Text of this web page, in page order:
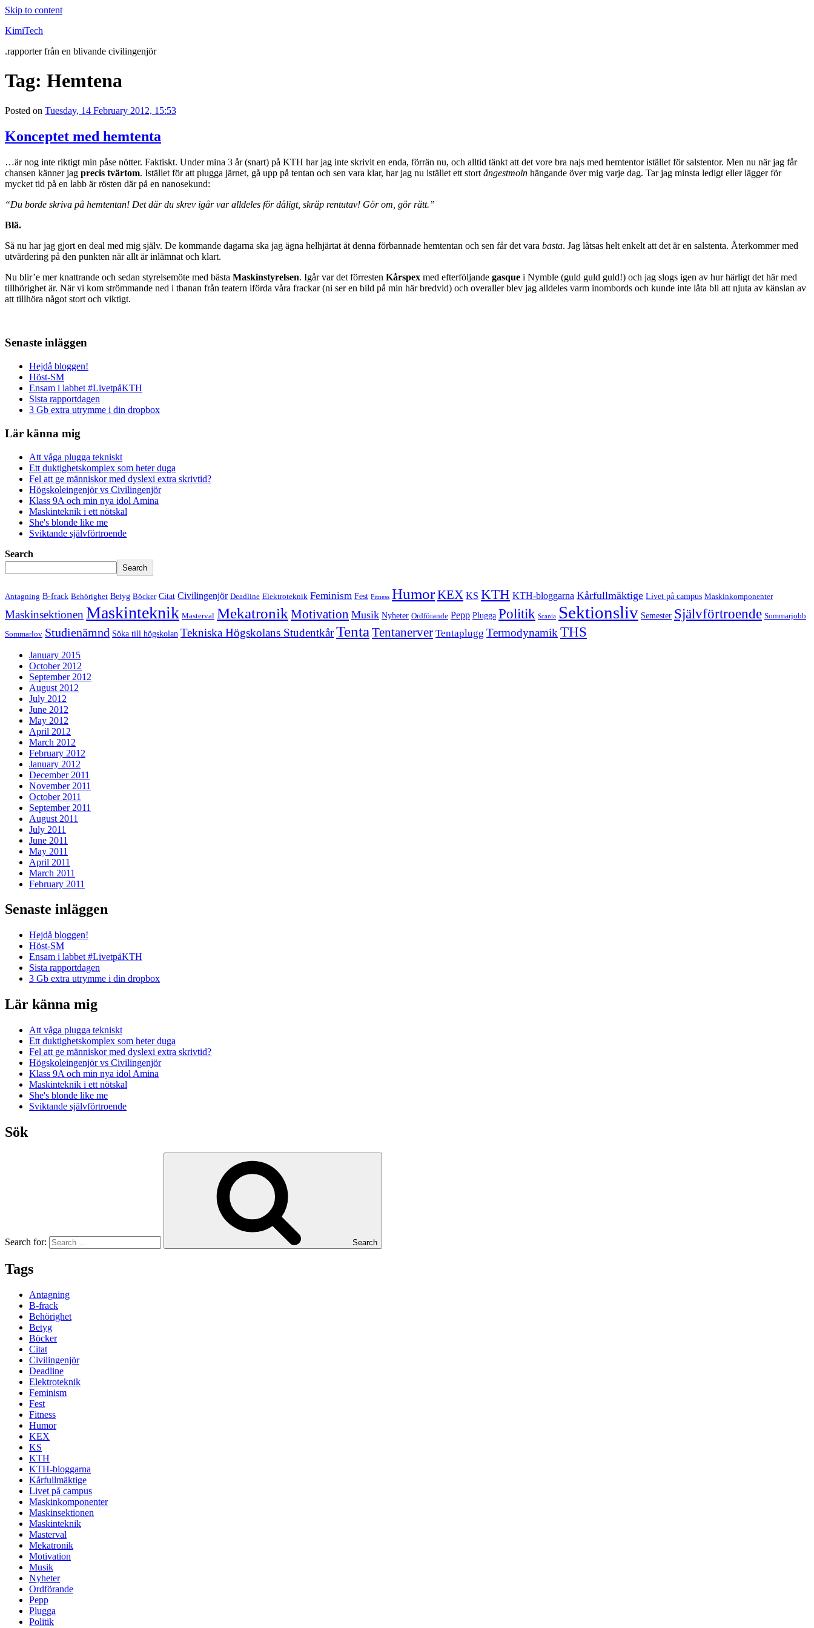
Skip to content
KimiTech
.rapporter från en blivande civilingenjör
Tag: Hemtena
Posted on Tuesday, 14 February 2012, 15:53
Konceptet med hemtenta
…är nog inte riktigt min påse nötter. Faktiskt. Under mina 3 år (snart) på KTH har jag inte skrivit en enda, förrän nu, och alltid tänkt att det vore bra najs med hemtentor istället för salstentor. Men nu när jag får
chansen känner jag precis tvärtom. Istället för att plugga järnet, gå upp på tentan och sen vara klar, har jag nu istället ett stort ångestmoln hängande över mig varje dag. Tar jag minsta ledigt eller lägger för
mycket tid på en labb är rösten där på en nanosekund:
“Du borde skriva på hemtentan! Det där du skrev igår var alldeles för dåligt, skräp rentutav! Gör om, gör rätt.”
Blä.
Så nu har jag gjort en deal med mig själv. De kommande dagarna ska jag ägna helhjärtat åt denna förbannade hemtentan och sen får det vara basta. Jag låtsas helt enkelt att det är en salstenta. Återkommer med
utvärdering på den punkten när allt är inlämnat och klart.
Nu blir’e mer knattrande och sedan styrelsemöte med bästa Maskinstyrelsen. Igår var det förresten Kårspex med efterföljande gasque i Nymble (guld guld guld!) och jag slogs igen av hur härligt det här med
tillhörighet är. När vi kom strömmande ned i tbanan från teatern iförda våra frackar (ni ser en bild på min här bredvid) och overaller blev jag alldeles varm inombords och kunde inte låta bli att njuta av känslan av
att tillhöra något stort och viktigt.
Senaste inläggen
Hejdå bloggen!
Höst-SM
Ensam i labbet #LivetpåKTH
Sista rapportdagen
3 Gb extra utrymme i din dropbox
Lär känna mig
Att våga plugga tekniskt
Ett duktighetskomplex som heter duga
Fel att ge människor med dyslexi extra skrivtid?
Högskoleingenjör vs Civilingenjör
Klass 9A och min nya idol Amina
Maskinteknik i ett nötskal
She's blonde like me
Sviktande självförtroende
Search
Search
Antagning B-frack Behörighet Betyg Böcker Citat Civilingenjör Deadline Elektroteknik Feminism Fest Fitness HumorKEX KS KTH KTH-bloggarna Kårfullmäktige Livet på campus Maskinkomponenter
Maskinsektionen Maskinteknik Masterval Mekatronik Motivation Musik Nyheter Ordförande Pepp Plugga Politik Scania Sektionsliv Semester Självförtroende Sommarjobb
Sommarlov Studienämnd Söka till högskolan Tekniska Högskolans StudentkårTenta Tentanerver Tentaplugg Termodynamik THS
January 2015
October 2012
September 2012
August 2012
July 2012
June 2012
May 2012
April 2012
March 2012
February 2012
January 2012
December 2011
November 2011
October 2011
September 2011
August 2011
July 2011
June 2011
May 2011
April 2011
March 2011
February 2011
Senaste inläggen
Hejdå bloggen!
Höst-SM
Ensam i labbet #LivetpåKTH
Sista rapportdagen
3 Gb extra utrymme i din dropbox
Lär känna mig
Att våga plugga tekniskt
Ett duktighetskomplex som heter duga
Fel att ge människor med dyslexi extra skrivtid?
Högskoleingenjör vs Civilingenjör
Klass 9A och min nya idol Amina
Maskinteknik i ett nötskal
She's blonde like me
Sviktande självförtroende
Sök
Search for: Search
Tags
Antagning
B-frack
Behörighet
Betyg
Böcker
Citat
Civilingenjör
Deadline
Elektroteknik
Feminism
Fest
Fitness
Humor
KEX
KS
KTH
KTH-bloggarna
Kårfullmäktige
Livet på campus
Maskinkomponenter
Maskinsektionen
Maskinteknik
Masterval
Mekatronik
Motivation
Musik
Nyheter
Ordförande
Pepp
Plugga
Politik